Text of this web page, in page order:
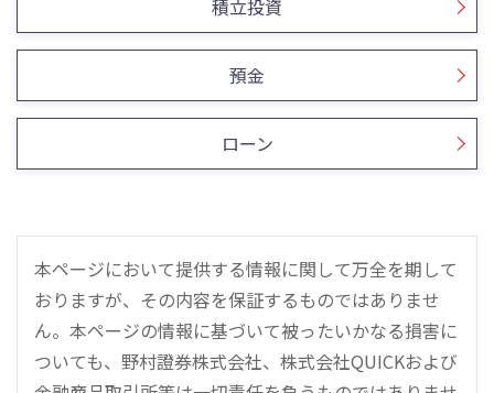
積立投資
預金
ローン
本ページにおいて提供する情報に関して万全を期して
おりますが、その内容を保証するものではありませ
ん。本ページの情報に基づいて被ったいかなる損害に
ついても、野村證券株式会社、株式会社QUICKおよび